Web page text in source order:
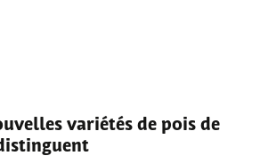
variétés de pois de